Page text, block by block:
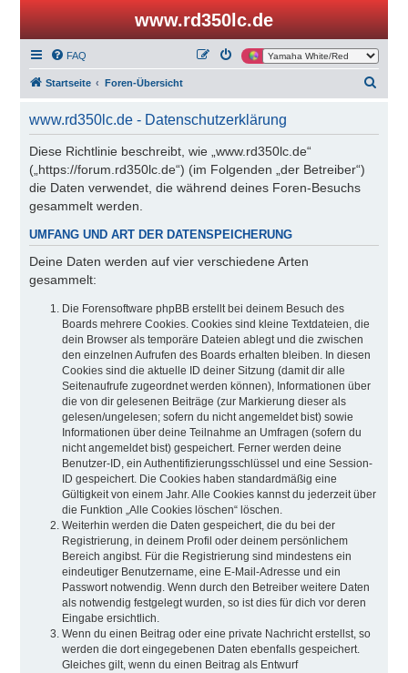
www.rd350lc.de
FAQ
Startseite Foren-Übersicht
www.rd350lc.de - Datenschutzerklärung
Diese Richtlinie beschreibt, wie „www.rd350lc.de“
(„https://forum.rd350lc.de“) (im Folgenden „der Betreiber“)
die Daten verwendet, die während deines Foren-Besuchs
gesammelt werden.
UMFANG UND ART DER DATENSPEICHERUNG
Deine Daten werden auf vier verschiedene Arten
gesammelt:
Die Forensoftware phpBB erstellt bei deinem Besuch des
Boards mehrere Cookies. Cookies sind kleine Textdateien, die
dein Browser als temporäre Dateien ablegt und die zwischen
den einzelnen Aufrufen des Boards erhalten bleiben. In diesen
Cookies sind die aktuelle ID deiner Sitzung (damit dir alle
Seitenaufrufe zugeordnet werden können), Informationen über
die von dir gelesenen Beiträge (zur Markierung dieser als
gelesen/ungelesen; sofern du nicht angemeldet bist) sowie
Informationen über deine Teilnahme an Umfragen (sofern du
nicht angemeldet bist) gespeichert. Ferner werden deine
Benutzer-ID, ein Authentifizierungsschlüssel und eine Session-
ID gespeichert. Die Cookies haben standardmäßig eine
Gültigkeit von einem Jahr. Alle Cookies kannst du jederzeit über
die Funktion „Alle Cookies löschen“ löschen.
Weiterhin werden die Daten gespeichert, die du bei der
Registrierung, in deinem Profil oder deinem persönlichem
Bereich angibst. Für die Registrierung sind mindestens ein
eindeutiger Benutzername, eine E-Mail-Adresse und ein
Passwort notwendig. Wenn durch den Betreiber weitere Daten
als notwendig festgelegt wurden, so ist dies für dich vor deren
Eingabe ersichtlich.
Wenn du einen Beitrag oder eine private Nachricht erstellst, so
werden die dort eingegebenen Daten ebenfalls gespeichert.
Gleiches gilt, wenn du einen Beitrag als Entwurf